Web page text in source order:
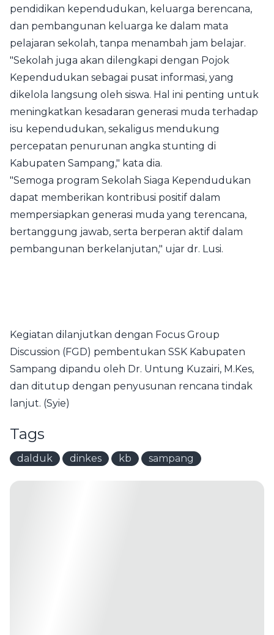
pendidikan kependudukan, keluarga berencana,
dan pembangunan keluarga ke dalam mata
pelajaran sekolah, tanpa menambah jam belajar.
"Sekolah juga akan dilengkapi dengan Pojok
Kependudukan sebagai pusat informasi, yang
dikelola langsung oleh siswa. Hal ini penting untuk
meningkatkan kesadaran generasi muda terhadap
isu kependudukan, sekaligus mendukung
percepatan penurunan angka stunting di
Kabupaten Sampang," kata dia.
"Semoga program Sekolah Siaga Kependudukan
dapat memberikan kontribusi positif dalam
mempersiapkan generasi muda yang terencana,
bertanggung jawab, serta berperan aktif dalam
pembangunan berkelanjutan," ujar dr. Lusi.
Kegiatan dilanjutkan dengan Focus Group
Discussion (FGD) pembentukan SSK Kabupaten
Sampang dipandu oleh Dr. Untung Kuzairi, M.Kes,
dan ditutup dengan penyusunan rencana tindak
lanjut. (Syie)
Tags
dalduk dinkes kb sampang